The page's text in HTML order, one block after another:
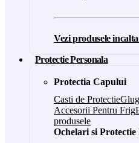
Vezi produsele
Protectie Personala
Protectia Capului
Casti de Protectie
Accesorii Pentru Frig
produsele
Ochelari si Protectie